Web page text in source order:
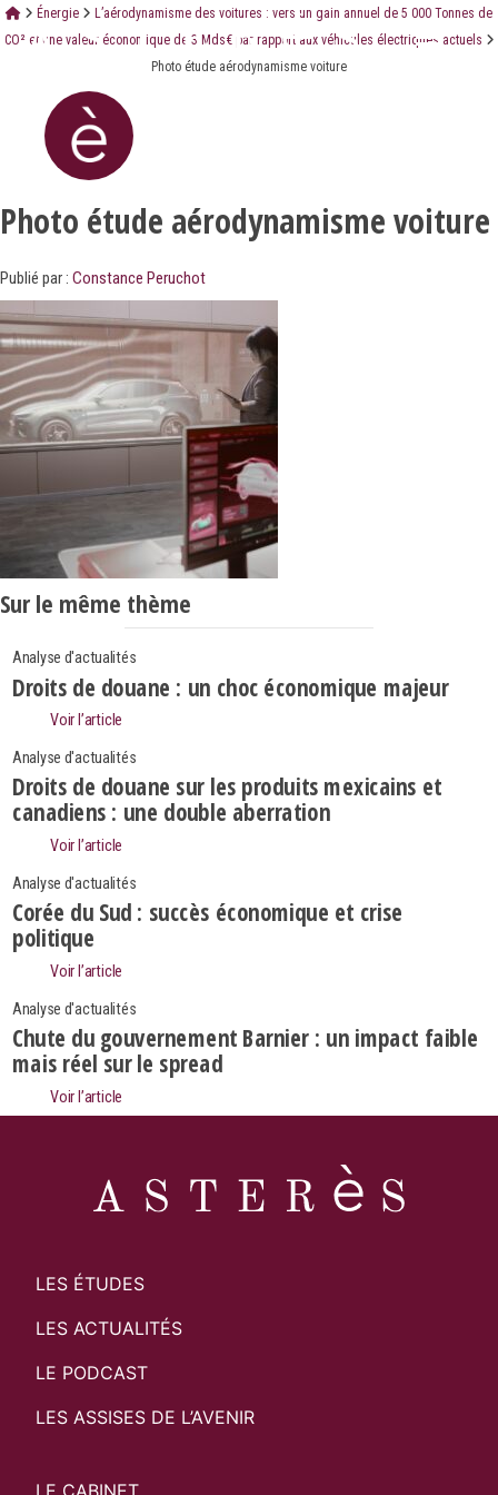
Énergie
L’aérodynamisme des voitures : vers un gain annuel de 5 000 Tonnes de
CO² et une valeur économique de 3 Mds€ par rapport aux véhicules électriques actuels
Photo étude aérodynamisme voiture
Photo étude aérodynamisme voiture
Publié par : Constance Peruchot
Sur le même thème
Analyse d'actualités
Droits de douane : un choc économique majeur
Voir l’article
Analyse d'actualités
Droits de douane sur les produits mexicains et
canadiens : une double aberration
Voir l’article
Analyse d'actualités
Corée du Sud : succès économique et crise
politique
Voir l’article
Analyse d'actualités
Chute du gouvernement Barnier : un impact faible
mais réel sur le spread
Voir l’article
LES ÉTUDES
LES ACTUALITÉS
LE PODCAST
LES ASSISES DE L’AVENIR
LE CABINET
Search